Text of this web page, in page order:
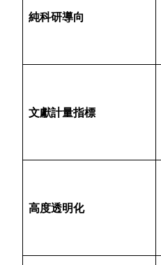
純科研導向
文獻計量指標
高度透明化